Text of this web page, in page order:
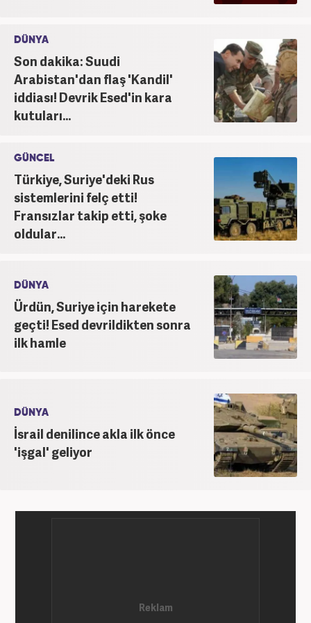
DÜNYA
Son dakika: Suudi
Arabistan'dan flaş 'Kandil'
iddiası! Devrik Esed'in kara
kutuları...
GÜNCEL
Türkiye, Suriye'deki Rus
sistemlerini felç etti!
Fransızlar takip etti, şoke
oldular...
DÜNYA
Ürdün, Suriye için harekete
geçti! Esed devrildikten sonra
ilk hamle
DÜNYA
İsrail denilince akla ilk önce
'işgal' geliyor